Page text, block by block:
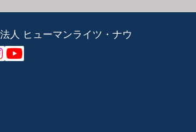
人 ヒューマンライツ・ナウ